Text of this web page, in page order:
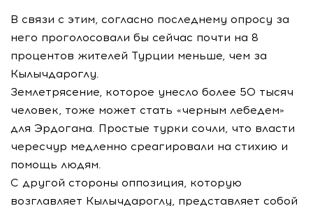
В связи с этим, согласно последнему опросу за
него проголосовали бы сейчас почти на 8
процентов жителей Турции меньше, чем за
Кылычдароглу.
Землетрясение, которое унесло более 50 тысяч
человек, тоже может стать «черным лебедем»
для Эрдогана. Простые турки сочли, что власти
чересчур медленно среагировали на стихию и
помощь людям.
С другой стороны оппозиция, которую
возглавляет Кылычдароглу, представляет собой